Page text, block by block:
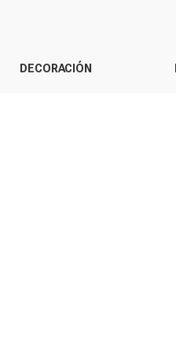
DECORACIÓN